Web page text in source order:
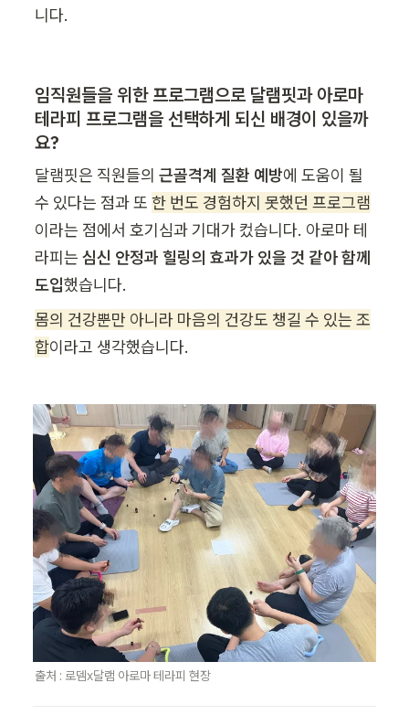
니다.
임직원들을 위한 프로그램으로 달램핏과 아로마
테라피 프로그램을 선택하게 되신 배경이 있을까
요?
달램핏은 직원들의 근골격계 질환 예방에 도움이 될
수 있다는 점과 또 한 번도 경험하지 못했던 프로그램
이라는 점에서 호기심과 기대가 컸습니다. 아로마 테
라피는 심신 안정과 힐링의 효과가 있을 것 같아 함께
도입했습니다.
몸의 건강뿐만 아니라 마음의 건강도 챙길 수 있는 조
합이라고 생각했습니다.
출처 : 로뎀x달램 아로마 테라피 현장